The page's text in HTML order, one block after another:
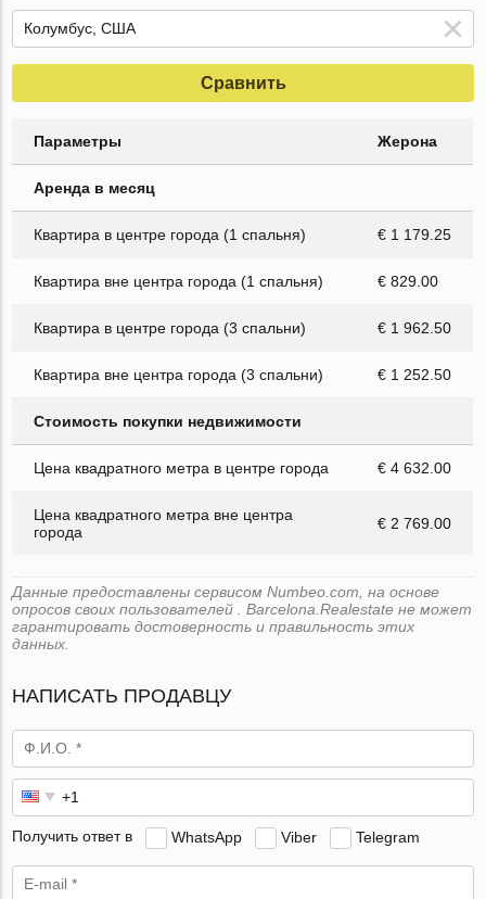
Сравнить
Параметры Жерона
Аренда в месяц
Квартира в центре города (1 спальня) € 1 179.25
Квартира вне центра города (1 спальня) € 829.00
Квартира в центре города (3 спальни) € 1 962.50
Квартира вне центра города (3 спальни) € 1 252.50
Стоимость покупки недвижимости
Цена квадратного метра в центре города € 4 632.00
Цена квадратного метра вне центра
города
€ 2 769.00
Данные предоставлены сервисом Numbeo.com, на основе
опросов своих пользователей . Barcelona.Realestate не может
гарантировать достоверность и правильность этих
данных.
НАПИСАТЬ ПРОДАВЦУ
Получить ответ в WhatsApp Viber Telegram